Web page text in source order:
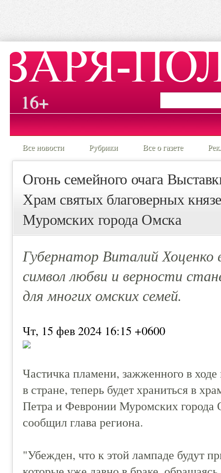
16+
Все новости Рубрики Все о газете
Огонь семейного очага
Храм святых благоверных
Муромских города Омска
Губернатор Виталий Хоценко
символ любви и верности
для многих омских семей.
Чт, 15 фев 2024 16:15 +0600
Частичка пламени, зажженного в
в стране, теперь будет храниться в
Петра и Февронии Муромских города
сообщил глава региона.
"Убежден, что к этой лампаде будут